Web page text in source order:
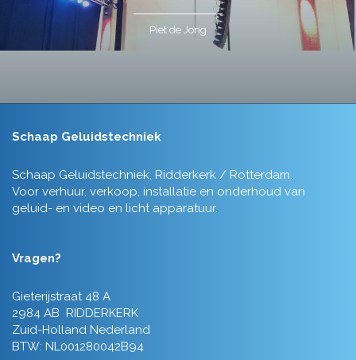
Piet de Jong
Schaap Geluidstechniek
Schaap Geluidstechniek, Ridderkerk / Rotterdam.
Voor verhuur, verkoop, installatie en onderhoud van
geluid- en video en licht apparatuur.
Vragen?
Gieterijstraat 48 A
2984 AB RIDDERKERK
Zuid-Holland Nederland
BTW: NL001280042B94